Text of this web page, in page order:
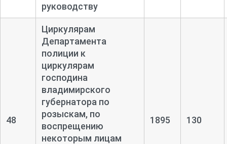
руководству
48
Циркулярам
Департамента
полиции к
циркулярам
господина
владимирского
губернатора по
розыскам, по
воспрещению
некоторым лицам
1895 130